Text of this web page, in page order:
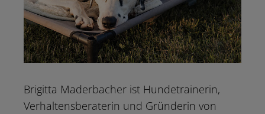
Brigitta Maderbacher ist Hundetrainerin,
Verhaltensberaterin und Gründerin von